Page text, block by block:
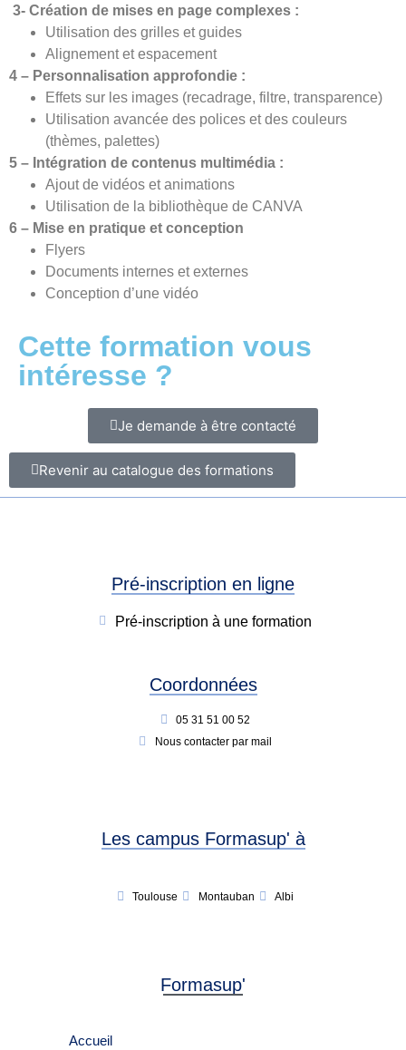
3- Création de mises en page complexes :
Utilisation des grilles et guides
Alignement et espacement
4 – Personnalisation approfondie :
Effets sur les images (recadrage, filtre, transparence)
Utilisation avancée des polices et des couleurs
(thèmes, palettes)
5 – Intégration de contenus multimédia :
Ajout de vidéos et animations
Utilisation de la bibliothèque de CANVA
6 – Mise en pratique et conception
Flyers
Documents internes et externes
Conception d’une vidéo
Cette formation vous
intéresse ?
Je demande à être contacté
Revenir au catalogue des formations
Formasup'
Accueil
Pré-inscription en ligne
Pré-inscription à une formation
Coordonnées
05 31 51 00 52
Nous contacter par mail
Les campus Formasup' à
Toulouse Montauban Albi